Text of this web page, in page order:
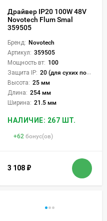
Драйвер IP20 100W 48V
Novotech Flum Smal
359505
Бренд: Novotech
Артикул: 359505
Мощность вт: 100
Защита IP: 20 (для сухих пом.)
Высота: 25 мм
Длина: 254 мм
Ширина: 21.5 мм
НАЛИЧИЕ: 267 ШТ.
+62 бонус(ов)
3 108 ₽